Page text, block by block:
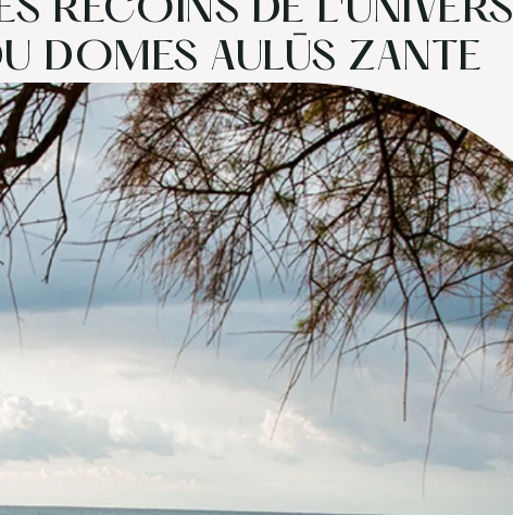
RECOINS DE L'UNIVERS
DOMES AULŪS ZANTE